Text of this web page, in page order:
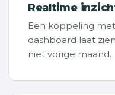
Realtime
Een koppeling
dashboard laat
niet vorige maand.